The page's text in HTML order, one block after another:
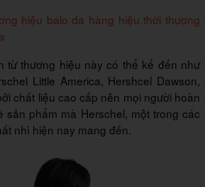
hiệu balo da hàng hiệu thời thượng
từ thương hiệu này có thể kể đến như
Little America, Hershcel Dawson,
chất liệu cao cấp nên mọi người hoàn
sản phẩm mà Herschel, một trong các
nhì hiện nay mang đến.